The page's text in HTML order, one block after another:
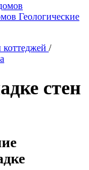
Геологические
коттеджей /
стен